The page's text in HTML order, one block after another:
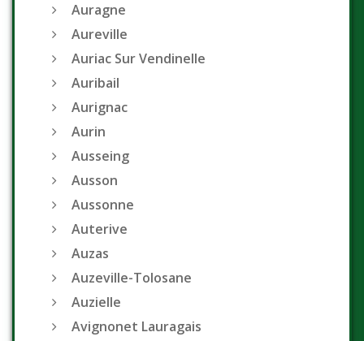
Auragne
Aureville
Auriac Sur Vendinelle
Auribail
Aurignac
Aurin
Ausseing
Ausson
Aussonne
Auterive
Auzas
Auzeville-Tolosane
Auzielle
Avignonet Lauragais